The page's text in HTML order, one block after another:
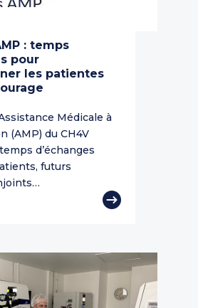
: temps
pour
les patientes
Médicale à
(AMP) du CH4V
d’échanges
futurs